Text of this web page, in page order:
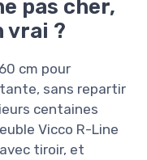
pas cher,
vrai ?
cm pour
sans repartir
centaines
Vicco R-Line
tiroir, et